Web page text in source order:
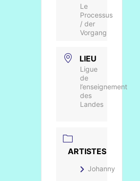
Le
Processus
/ der
Vorgang
LIEU
Ligue
de
l’enseignement
des
Landes
ARTISTES
Johanny